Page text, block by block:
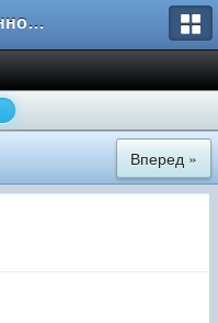
Форум Военно-Исторических Реконструкторов
Вперед »